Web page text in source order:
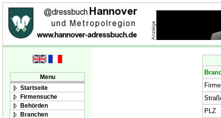
Menu
Startseite
Firmensuche
Behörden
Branchen
PLZ